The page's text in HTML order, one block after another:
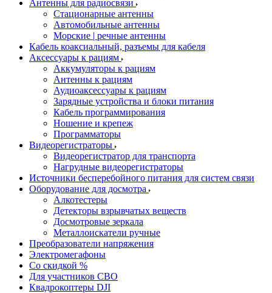
Антенны для радиосвязи
Стационарные антенны
Автомобильные антенны
Морские | речные антенны
Кабель коаксиальный, разъемы для кабеля
Аксессуары к рациям
Аккумуляторы к рациям
Антенны к рациям
Аудиоаксессуары к рациям
Зарядные устройства и блоки питания
Кабель программирования
Ношение и крепеж
Программаторы
Видеорегистраторы
Видеорегистратор для транспорта
Нагрудные видеорегистраторы
Источники бесперебойного питания для систем связи
Оборудование для досмотра
Алкотестеры
Детекторы взрывчатых веществ
Досмотровые зеркала
Металлоискатели ручные
Преобразователи напряжения
Электромегафоны
Со скидкой %
Для участников СВО
Квадрокоптеры DJI